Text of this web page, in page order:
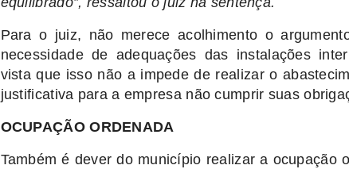
Para o juiz, não merece acolhimento o
necessidade de adequações das instalações
vista que isso não a impede de realizar o
justificativa para a empresa não cumprir suas
OCUPAÇÃO ORDENADA
Também é dever do município realizar a ocupação